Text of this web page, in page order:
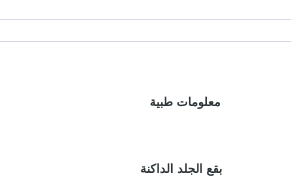
معلومات طبية
بقع الجلد الداكنة